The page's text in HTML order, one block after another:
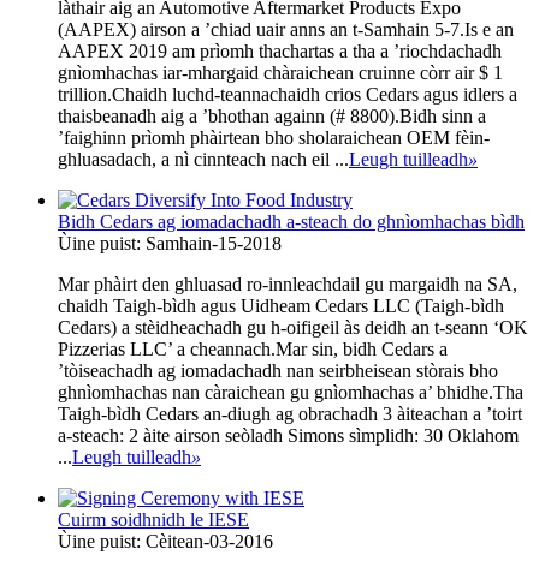
làthair aig an Automotive Aftermarket Products Expo
(AAPEX) airson a ’chiad uair anns an t-Samhain 5-7.Is e an
AAPEX 2019 am prìomh thachartas a tha a ’riochdachadh
gnìomhachas iar-mhargaid chàraichean cruinne còrr air $ 1
trillion.Chaidh luchd-teannachaidh crios Cedars agus idlers a
thaisbeanadh aig a ’bhothan againn (# 8800).Bidh sinn a
’faighinn prìomh phàirtean bho sholaraichean OEM fèin-
ghluasadach, a nì cinnteach nach eil ...Leugh tuilleadh»
Bidh Cedars ag iomadachadh a-steach do ghnìomhachas bìdh
Ùine puist: Samhain-15-2018
Mar phàirt den ghluasad ro-innleachdail gu margaidh na SA,
chaidh Taigh-bìdh agus Uidheam Cedars LLC (Taigh-bìdh
Cedars) a stèidheachadh gu h-oifigeil às deidh an t-seann ‘OK
Pizzerias LLC’ a cheannach.Mar sin, bidh Cedars a
’tòiseachadh ag iomadachadh nan seirbheisean stòrais bho
ghnìomhachas nan càraichean gu gnìomhachas a’ bhidhe.Tha
Taigh-bìdh Cedars an-diugh ag obrachadh 3 àiteachan a ’toirt
a-steach: 2 àite airson seòladh Simons sìmplidh: 30 Oklahom
...Leugh tuilleadh»
Cuirm soidhnidh le IESE
Ùine puist: Cèitean-03-2016